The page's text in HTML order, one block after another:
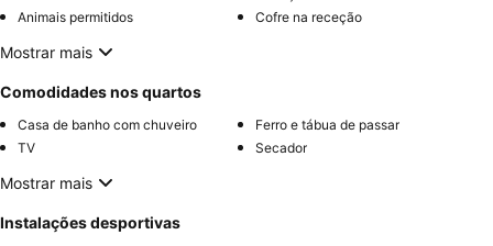
Animais permitidos
Cofre na receção
Mostrar mais
Comodidades nos quartos
Casa de banho com chuveiro
Ferro e tábua de passar
TV
Secador
Mostrar mais
Instalações desportivas